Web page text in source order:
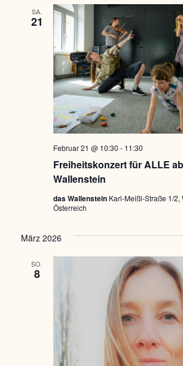
SA.
21
Freiheitskonzert für ALLE
Wallenstein
Februar 21 @ 10:30 - 11:30
das Wallenstein Karl-Meißl-Straße 1/2,
Österreich
März 2026
SO.
8